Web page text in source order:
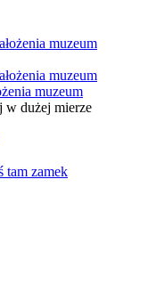
muzeum
w dużej mierze
tam zamek